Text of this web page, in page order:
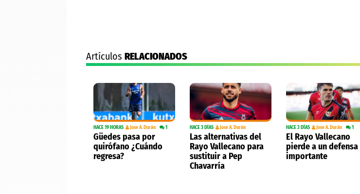
Artículos RELACIONADOS
HACE 19 HORAS Jose A. Durán 1
Güedes pasa por
quirófano ¿Cuándo
regresa?
HACE 3 DÍAS Jose A. Durán
Las alternativas del
Rayo Vallecano para
sustituir a Pep
Chavarría
HACE 3 DÍAS Jose A. Durán 1
El Rayo Vallecano
pierde a un defensa
importante